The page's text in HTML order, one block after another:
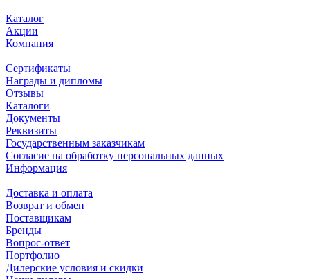
Каталог
Акции
Компания
Сертификаты
Награды и дипломы
Отзывы
Каталоги
Документы
Реквизиты
Государственным заказчикам
Согласие на обработку персональных данных
Информация
Доставка и оплата
Возврат и обмен
Поставщикам
Бренды
Вопрос-ответ
Портфолио
Дилерские условия и скидки